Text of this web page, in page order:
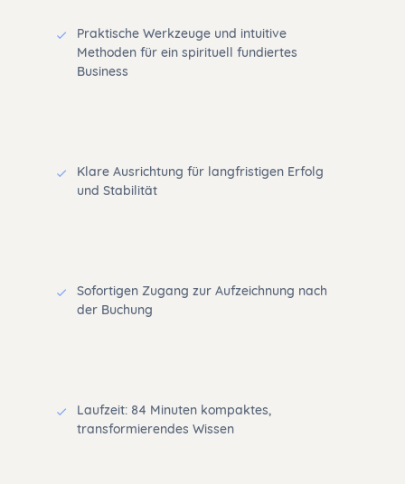
Praktische Werkzeuge und intuitive
Methoden für ein spirituell fundiertes
Business
Klare Ausrichtung für langfristigen Erfolg
und Stabilität
Sofortigen Zugang zur Aufzeichnung nach
der Buchung
Laufzeit: 84 Minuten kompaktes,
transformierendes Wissen